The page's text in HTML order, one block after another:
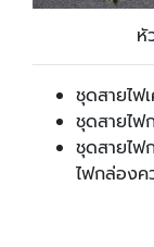
หั
ชุดสายไฟ
ชุดสายไฟ
ชุดสายไฟ
ไฟกล่องค